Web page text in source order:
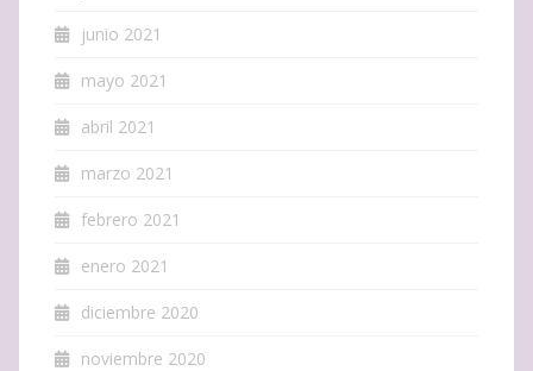
junio 2021
mayo 2021
abril 2021
marzo 2021
febrero 2021
enero 2021
diciembre 2020
noviembre 2020